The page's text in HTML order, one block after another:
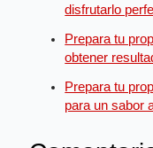
disfrutarlo
Prepara tu
obtener
Prepara tu
para un sabor